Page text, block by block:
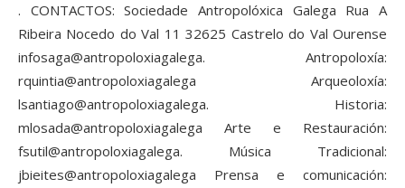
. CONTACTOS: Sociedade Antropolóxica Galega Rua A
Ribeira Nocedo do Val 11 32625 Castrelo do Val Ourense
infosaga@antropoloxiagalega. Antropoloxía:
rquintia@antropoloxiagalega Arqueoloxía:
lsantiago@antropoloxiagalega. Historia:
mlosada@antropoloxiagalega Arte e Restauración:
fsutil@antropoloxiagalega. Música Tradicional:
jbieites@antropoloxiagalega Prensa e comunicación: